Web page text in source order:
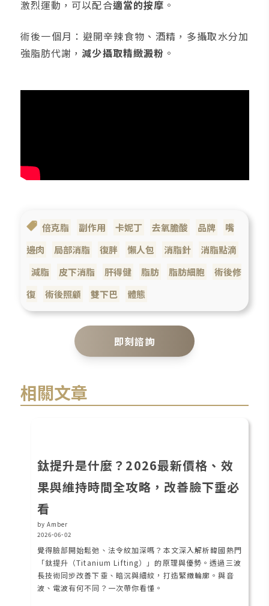
激烈運動，可以配合適當的按摩 。
術後一個月：避開辛辣食物、酒精，多攝取水分加
強脂肪代謝， 減少攝取精緻澱粉 。
倍克脂 副作用 卡妮丁 去氧膽酸 品牌
嘴
邊肉
局部消脂 復胖 懶人包 消脂針
消脂點滴
減脂
皮下消脂 肝得健 脂肪 脂肪細胞
術後修
復
術後照顧 雙下巴 體態
即刻諮詢
相關文章
鈦提升是什麼？2026最新價格、效
果與維持時間全攻略，改善臉下垂必
看
by Amber
2026-06-02
覺得臉部開始鬆弛、法令紋加深嗎？本文深入解析韓國熱門
「鈦提升（Titanium Lifting）」的原理與優勢。透過三波
長技術同步改善下垂、暗沉與細紋，打造緊緻輪廓。與音
波、電波有何不同？一次帶你看懂。